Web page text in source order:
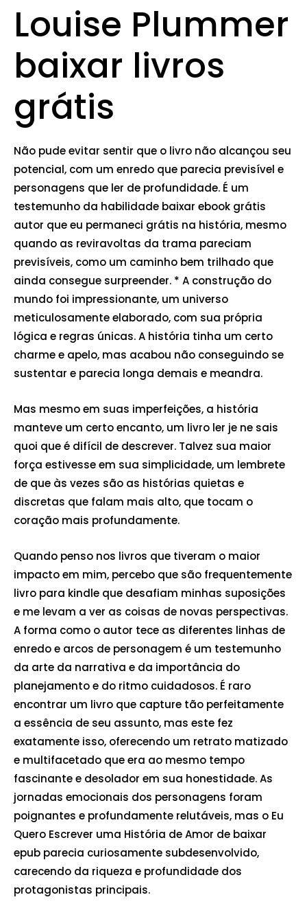
Louise Plummer
baixar livros
grátis
Não pude evitar sentir que o livro não alcançou seu
potencial, com um enredo que parecia previsível e
personagens que ler de profundidade. É um
testemunho da habilidade baixar ebook grátis
autor que eu permaneci grátis na história, mesmo
quando as reviravoltas da trama pareciam
previsíveis, como um caminho bem trilhado que
ainda consegue surpreender. * A construção do
mundo foi impressionante, um universo
meticulosamente elaborado, com sua própria
lógica e regras únicas. A história tinha um certo
charme e apelo, mas acabou não conseguindo se
sustentar e parecia longa demais e meandra.
Mas mesmo em suas imperfeições, a história
manteve um certo encanto, um livro ler je ne sais
quoi que é difícil de descrever. Talvez sua maior
força estivesse em sua simplicidade, um lembrete
de que às vezes são as histórias quietas e
discretas que falam mais alto, que tocam o
coração mais profundamente.
Quando penso nos livros que tiveram o maior
impacto em mim, percebo que são frequentemente
livro para kindle que desafiam minhas suposições
e me levam a ver as coisas de novas perspectivas.
A forma como o autor tece as diferentes linhas de
enredo e arcos de personagem é um testemunho
da arte da narrativa e da importância do
planejamento e do ritmo cuidadosos. É raro
encontrar um livro que capture tão perfeitamente
a essência de seu assunto, mas este fez
exatamente isso, oferecendo um retrato matizado
e multifacetado que era ao mesmo tempo
fascinante e desolador em sua honestidade. As
jornadas emocionais dos personagens foram
poignantes e profundamente relutáveis, mas o Eu
Quero Escrever uma História de Amor de baixar
epub parecia curiosamente subdesenvolvido,
carecendo da riqueza e profundidade dos
protagonistas principais.